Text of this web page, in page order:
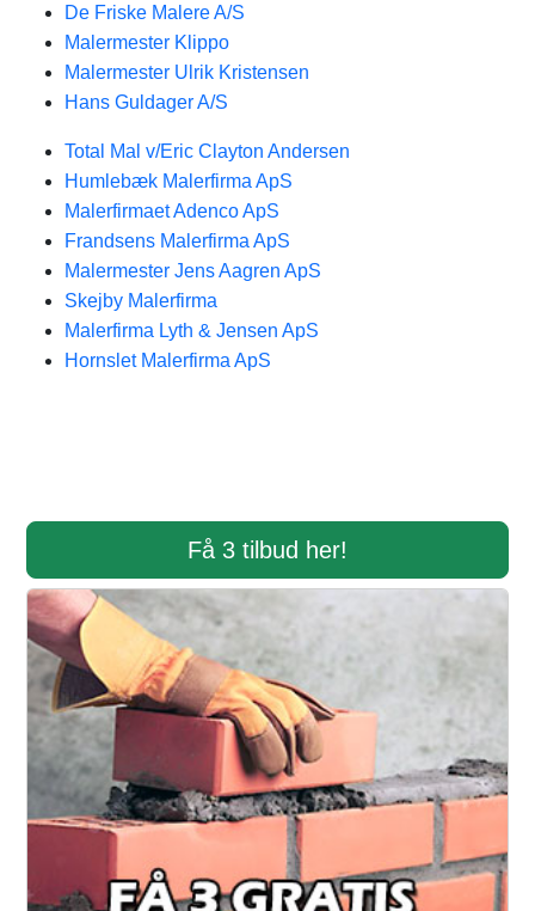
De Friske Malere A/S
Malermester Klippo
Malermester Ulrik Kristensen
Hans Guldager A/S
Total Mal v/Eric Clayton Andersen
Humlebæk Malerfirma ApS
Malerfirmaet Adenco ApS
Frandsens Malerfirma ApS
Malermester Jens Aagren ApS
Skejby Malerfirma
Malerfirma Lyth & Jensen ApS
Hornslet Malerfirma ApS
Få 3 tilbud her!